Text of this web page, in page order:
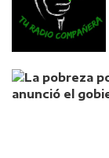
La pobreza
anunció el